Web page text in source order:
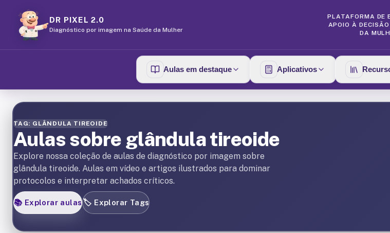
DR PIXEL 2.0
Diagnóstico por imagem na Saúde da Mulher
PLATAFORMA DE
APOIO À
DA
Aulas em destaque Aplicativos
TAG: GLÂNDULA TIREOIDE
Aulas sobre glândula tireoide
Explore nossa coleção de aulas de diagnóstico por imagem sobre
glândula tireoide. Aulas em vídeo e artigos ilustrados para dominar
protocolos e interpretar achados críticos.
📚 Explorar aulas🏷️ Explorar Tags